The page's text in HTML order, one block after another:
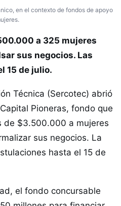
en el contexto de fondos de apoyo
a 325 mujeres
sus negocios. Las
15 de julio.
Técnica (Sercotec) abrió
Pioneras, fondo que
de $3.500.000 a mujeres
sus negocios. La
hasta el 15 de
el fondo concursable